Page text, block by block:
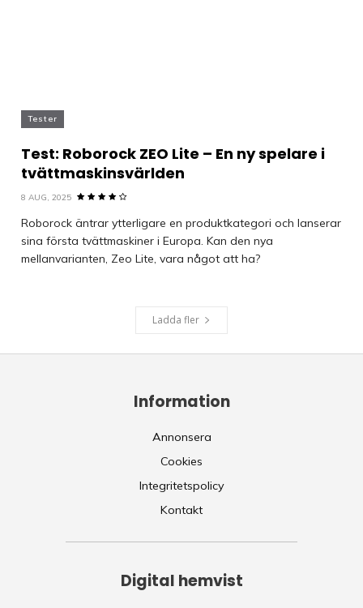
Tester
Test: Roborock ZEO Lite – En ny spelare i
tvättmaskinsvärlden
8 AUG, 2025
Roborock äntrar ytterligare en produktkategori och lanserar
sina första tvättmaskiner i Europa. Kan den nya
mellanvarianten, Zeo Lite, vara något att ha?
Ladda fler
Information
Annonsera
Cookies
Integritetspolicy
Kontakt
Digital hemvist